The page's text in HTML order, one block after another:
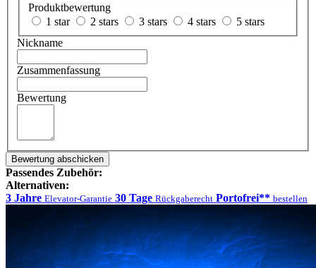
Produktbewertung
1 star
2 stars 3 stars 4 stars
5 stars
Nickname
Zusammenfassung
Bewertung
Bewertung abschicken
Passendes Zubehör:
Alternativen:
3 Jahre Elevator-Garantie 30 Tage Rückgaberecht Portofrei** bestellen